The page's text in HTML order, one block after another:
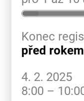
Konec
před rokem
4. 2. 2025
8:00 –